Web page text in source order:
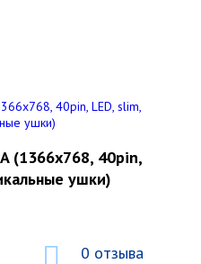
(1366x768, 40pin,
ушки)
0 отзыва